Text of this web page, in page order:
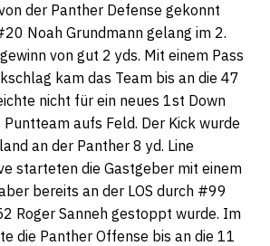
der Panther Defense gekonnt
Noah Grundmann gelang im 2.
von gut 2 yds. Mit einem Pass
kam das Team bis an die 47
nicht für ein neues 1st Down
aufs Feld. Der Kick wurde
an der Panther 8 yd. Line
starteten die Gastgeber mit einem
bereits an der LOS durch #99
Roger Sanneh gestoppt wurde. Im
die Panther Offense bis an die 11